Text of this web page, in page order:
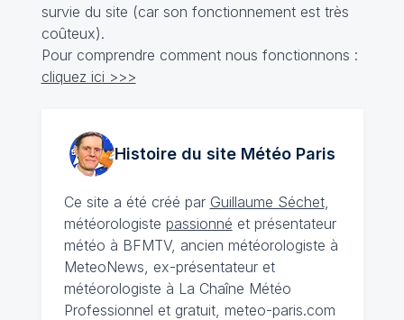
survie du site (car son fonctionnement est très
coûteux).
Pour comprendre comment nous fonctionnons :
cliquez ici >>>
Histoire du site MétéoParis
Ce site a été créé par Guillaume Séchet,
météorologiste passionné et présentateur
météo à BFMTV, ancien météorologiste à
MeteoNews, ex-présentateur et
météorologiste à La Chaîne Météo
Professionnel et gratuit, meteo-paris.com